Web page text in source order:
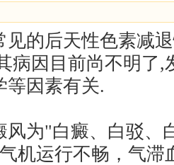
见的后天性色素减
病因目前尚不明了,
等因素有关.
风为"白癜、白驳、
机运行不畅，气滞